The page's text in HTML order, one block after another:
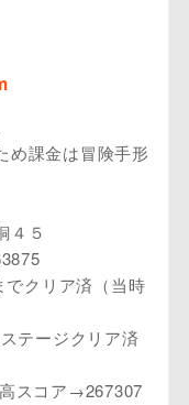
め課金は冒険手形
４５
でクリア済（当時
テージクリア済
スコア→267307